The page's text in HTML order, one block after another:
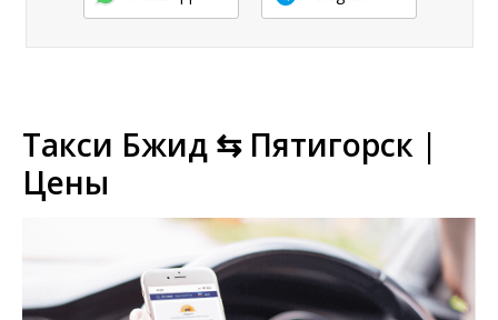
Такси Бжид ⇆ Пятигорск |
Цены